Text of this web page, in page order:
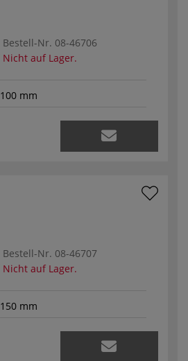
Bestell-Nr. 08-46706
Nicht auf Lager.
100 mm
Bestell-Nr. 08-46707
Nicht auf Lager.
150 mm